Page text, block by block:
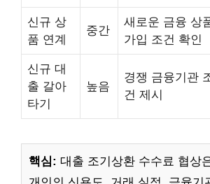
신규 상
품 연계
중간
새로운 금융 상
가입 조건 확인
신규 대
출 갈아
타기
높음
경쟁 금융기관
건 제시
핵심: 대출 조기상환 수수료 협상